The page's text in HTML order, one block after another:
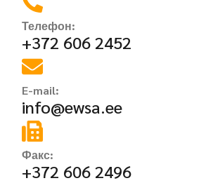
Телефон:
+372 606 2452
E-mail:
info@ewsa.ee
Факс:
+372 606 2496